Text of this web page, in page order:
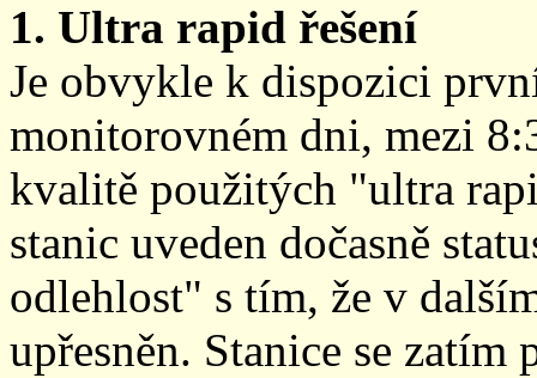
1. Ultra rapid řešení
Je obvykle k dispozici
monitorovném dni, mezi
kvalitě použitých "ultra
stanic uveden dočasně
odlehlost" s tím, že v
upřesněn. Stanice se zatím